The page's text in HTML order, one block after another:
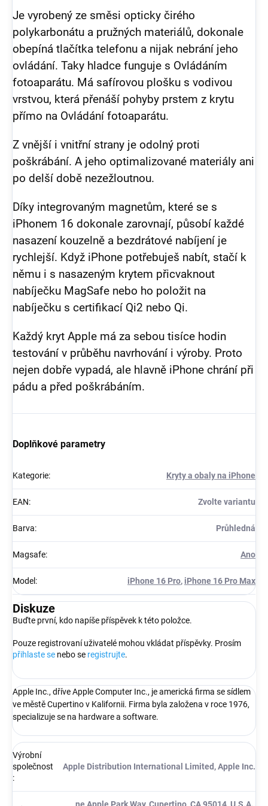
Je vyrobený ze směsi opticky čirého
polykarbonátu a pružných materiálů, dokonale
obepíná tlačítka telefonu a nijak nebrání jeho
ovládání. Taky hladce funguje s Ovládáním
fotoaparátu. Má safírovou plošku s vodivou
vrstvou, která přenáší pohyby prstem z krytu
přímo na Ovládání fotoaparátu.
Z vnější i vnitřní strany je odolný proti
poškrábání. A jeho optimalizované materiály ani
po delší době nezežloutnou.
Díky integrovaným magnetům, které se s
iPhonem 16 dokonale zarovnají, působí každé
nasazení kouzelně a bezdrátové nabíjení je
rychlejší. Když iPhone potřebuješ nabít, stačí k
němu i s nasazeným krytem přicvaknout
nabíječku MagSafe nebo ho položit na
nabíječku s certifikací Qi2 nebo Qi.
Každý kryt Apple má za sebou tisíce hodin
testování v průběhu navrhování i výroby. Proto
nejen dobře vypadá, ale hlavně iPhone chrání při
pádu a před poškrábáním.
Doplňkové parametry
Kategorie: Kryty a obaly na iPhone
EAN: Zvolte variantu
Barva: Průhledná
Magsafe: Ano
Model : iPhone 16 Pro, iPhone 16 Pro Max
Diskuze
Buďte první, kdo napíše příspěvek k této položce.
Pouze registrovaní uživatelé mohou vkládat příspěvky. Prosím
přihlaste se nebo se registrujte.
Apple Inc., dříve Apple Computer Inc., je americká firma se sídlem
ve městě Cupertino v Kalifornii. Firma byla založena v roce 1976,
specializuje se na hardware a software.
Výrobní
společnost
:
Apple Distribution International Limited, Apple Inc.